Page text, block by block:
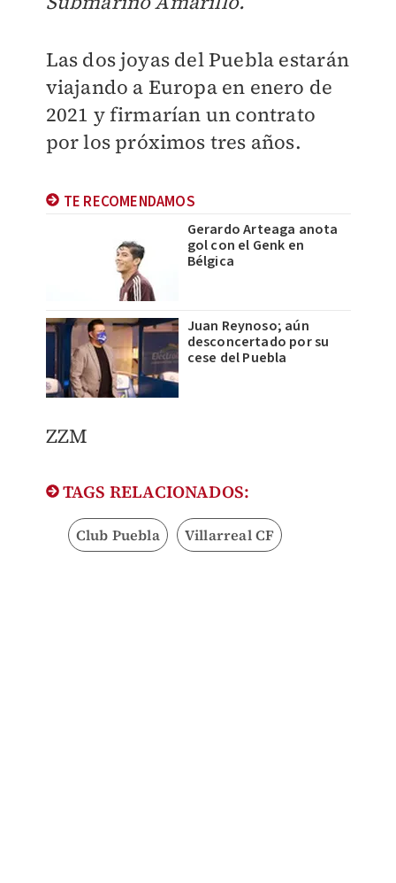
Las dos joyas del Puebla estarán
viajando a Europa en enero de
2021 y firmarían un contrato
por los próximos tres años.
TE RECOMENDAMOS
Gerardo Arteaga anota
gol con el Genk en
Bélgica
Juan Reynoso; aún
desconcertado por su
cese del Puebla
ZZM
TAGS RELACIONADOS:
Club Puebla Villarreal CF